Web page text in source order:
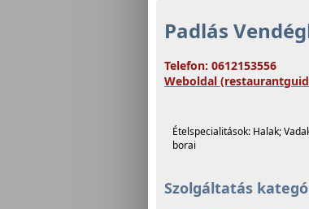
Padlás
Telefon: 0612153556
Weboldal
Ételspecialitások: Halak;
borai
Szolgáltatás